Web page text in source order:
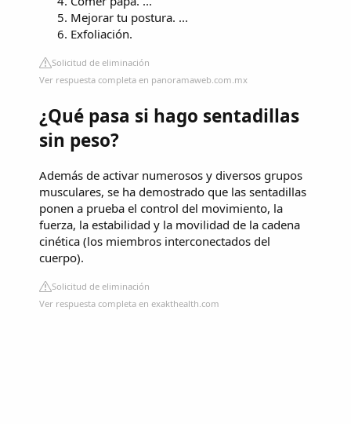
Mejorar tu postura. ...
Exfoliación.
Solicitud de eliminación
Ver respuesta completa en panoramaweb.com.mx
¿Qué pasa si hago sentadillas
sin peso?
Además de activar numerosos y diversos grupos
musculares, se ha demostrado que las sentadillas
ponen a prueba el control del movimiento, la
fuerza, la estabilidad y la movilidad de la cadena
cinética (los miembros interconectados del
cuerpo).
Solicitud de eliminación
Ver respuesta completa en exakthealth.com